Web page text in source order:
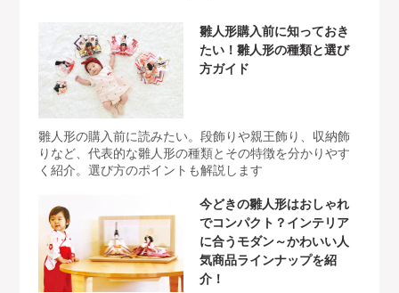
雛人形購入前に知っておき
たい！雛人形の種類と選び
方ガイド
雛人形の購入前に読みたい。段飾りや親王飾り、収納飾
りなど、代表的な雛人形の種類とその特徴を分かりやす
く紹介。選び方のポイントも解説します
今どきの雛人形はおしゃれ
でコンパクト？インテリア
に合うモダン～かわいい人
気商品ラインナップを紹
介！